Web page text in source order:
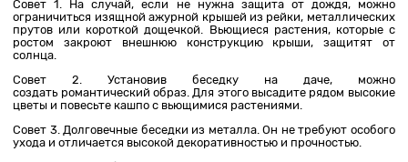
Совет 1. На случай, если не нужна защита от дождя, можно
ограничиться изящной ажурной крышей из рейки, металлических
прутов или короткой дощечкой. Вьющиеся растения, которые с
ростом закроют внешнюю конструкцию крыши, защитят от
солнца.
Совет 2. Установив беседку на даче, можно
создать романтический образ. Для этого высадите рядом высокие
цветы и повесьте кашпо с вьющимися растениями.
Совет 3. Долговечные беседки из металла. Он не требуют особого
ухода и отличается высокой декоративностью и прочностью.